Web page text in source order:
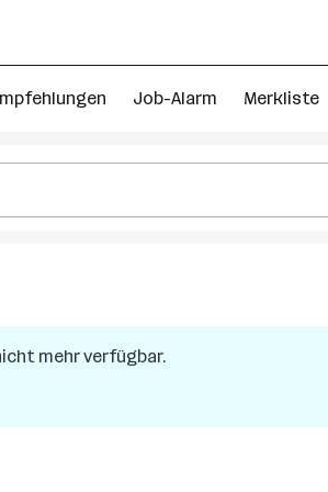
Job-Alarm Merkliste
mehr verfügbar.